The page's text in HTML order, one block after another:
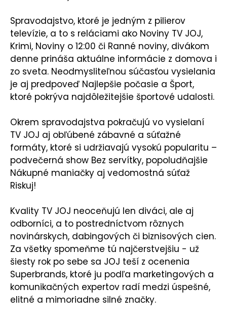
Spravodajstvo, ktoré je jedným z pilierov
televízie, a to s reláciami ako Noviny TV JOJ,
Krimi, Noviny o 12:00 či Ranné noviny, divákom
denne prináša aktuálne informácie z domova i
zo sveta. Neodmysliteľnou súčasťou vysielania
je aj predpoveď Najlepšie počasie a Šport,
ktoré pokrýva najdôležitejšie športové udalosti.
Okrem spravodajstva pokračujú vo vysielaní
TV JOJ aj obľúbené zábavné a súťažné
formáty, ktoré si udržiavajú vysokú popularitu –
podvečerná show Bez servítky, popoludňajšie
Nákupné maniačky aj vedomostná súťaž
Riskuj!
Kvality TV JOJ neoceňujú len diváci, ale aj
odborníci, a to postredníctvom rôznych
novinárskych, dabingových či biznisových cien.
Za všetky spomeňme tú najčerstvejšiu - už
šiesty rok po sebe sa JOJ teší z ocenenia
Superbrands, ktoré ju podľa marketingových a
komunikačných expertov radí medzi úspešné,
elitné a mimoriadne silné značky.